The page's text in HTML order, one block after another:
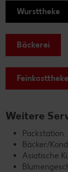
Wursttheke
Bäckerei
Feinkosttheke
Weitere
Packstation
Bäcker/
Asiatische